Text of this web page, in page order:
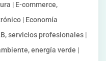
| E-commerce,
| Economía
servicios profesionales |
energía verde |